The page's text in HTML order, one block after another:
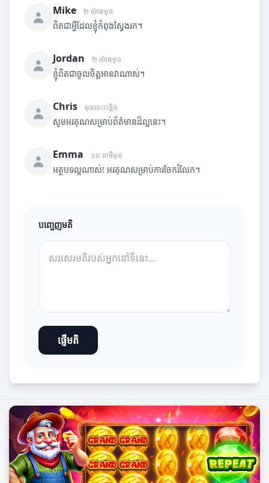
Mike ២ ម៉ោងមុន
ពិតជាអ្វីដែលខ្ញុំកំពុងស្វែងរក។
Jordan ២ ម៉ោងមុន
ខ្ញុំពិតជាចូលចិត្តអានវាណាស់។
Chris មុននេះបន្តិច
សូមអរគុណសម្រាប់ព័ត៌មានដ៏ល្អនេះ។
Emma ១០ នាទីមុន
អត្ថបទល្អណាស់! អរគុណសម្រាប់ការចែករំលែក។
បញ្ចេញមតិ
ផ្ញើមតិ